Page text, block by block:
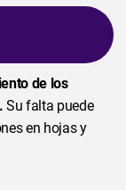
de los
Su falta puede
en hojas y